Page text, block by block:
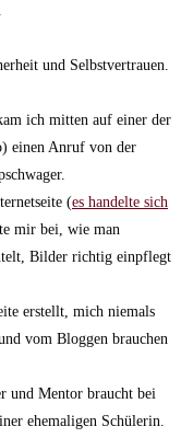
und Selbstvertrauen.
ich mitten auf einer der
einen Anruf von der
(es handelte sich
mir bei, wie man
Bilder richtig einpflegt
erstellt, mich niemals
vom Bloggen brauchen
und Mentor braucht bei
ehemaligen Schülerin.